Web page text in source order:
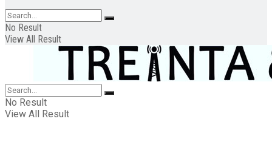
No Result
View All Result
No Result
View All Result